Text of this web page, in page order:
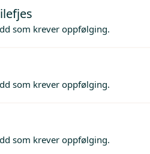
som krever oppfølging.
som krever oppfølging.
som krever oppfølging.